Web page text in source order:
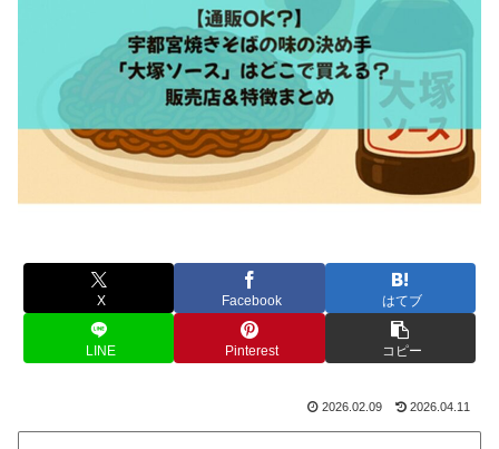
X Facebook はてブ
LINE Pinterest コピー
2026.02.09 2026.04.11